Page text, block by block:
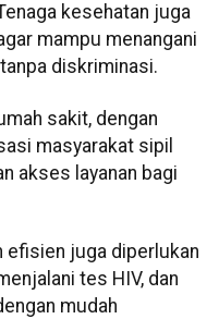
kesehatan juga
mampu menangani
diskriminasi.
sakit, dengan
masyarakat sipil
akses layanan bagi
efisien juga diperlukan
tes HIV, dan
mudah